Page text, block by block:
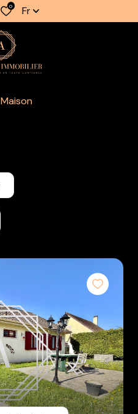
0 Fr
Maison